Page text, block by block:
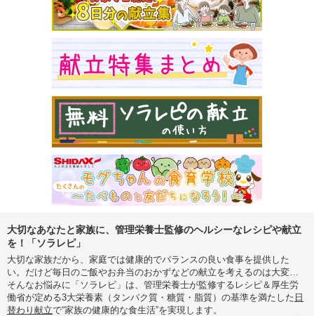
大切なあなたと家族に、管理栄養士監修のヘルシーなレシピや献立
を！「ソラレピ」
大切な家族だから、家庭では健康的でバランスの良い食事を提供した
い。だけど毎日のご飯やお弁当のおかずなどの献立を考えるのは大変…
そんなお悩みに「ソラレピ」は、管理栄養士が監修するレシピ＆厚生労
働省が定める3大栄養素（タンパク質・糖質・脂質）の基準を満たした 日
替わり献立で“家族の健康的な食生活”を実現します。